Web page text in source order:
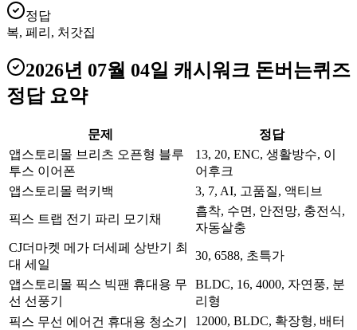
정답
복, 페리, 처갓집
2026년 07월 04일 캐시워크 돈버는퀴즈
정답 요약
문제
정답
앱스토리몰 브리츠 오픈형 블루
투스 이어폰
13, 20, ENC, 생활방수, 이
어후크
앱스토리몰 럭키백
3, 7, AI, 고품질, 액티브
픽스 트랩 전기 파리 모기채
흡착, 수면, 안전망, 충전식,
자동살충
CJ더마켓 메가 더세페 상반기 최
대 세일
30, 6588, 초특가
앱스토리몰 픽스 빅팬 휴대용 무
선 선풍기
BLDC, 16, 4000, 자연풍, 분
리형
픽스 무선 에어건 휴대용 청소기
12000, BLDC, 확장형, 배터